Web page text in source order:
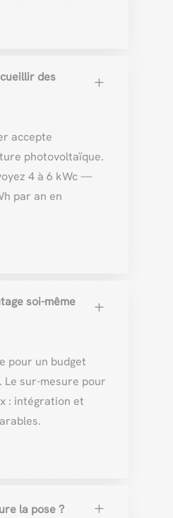
des
L
accepte
photovoltaïque.
4 à 6 kWc —
par an en
soi-même
L
pour un budget
sur-mesure pour
: intégration et
la pose ? L